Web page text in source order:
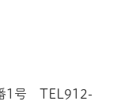
1号 TEL912-